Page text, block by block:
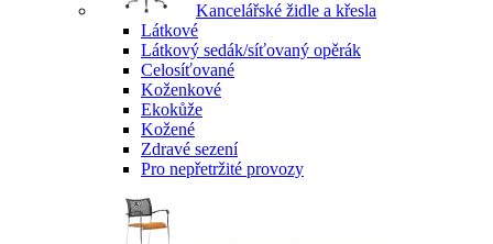
Kancelářské židle a křesla
Látkové
Látkový sedák/síťovaný opěrák
Celosíťované
Koženkové
Ekokůže
Kožené
Zdravé sezení
Pro nepřetržité provozy